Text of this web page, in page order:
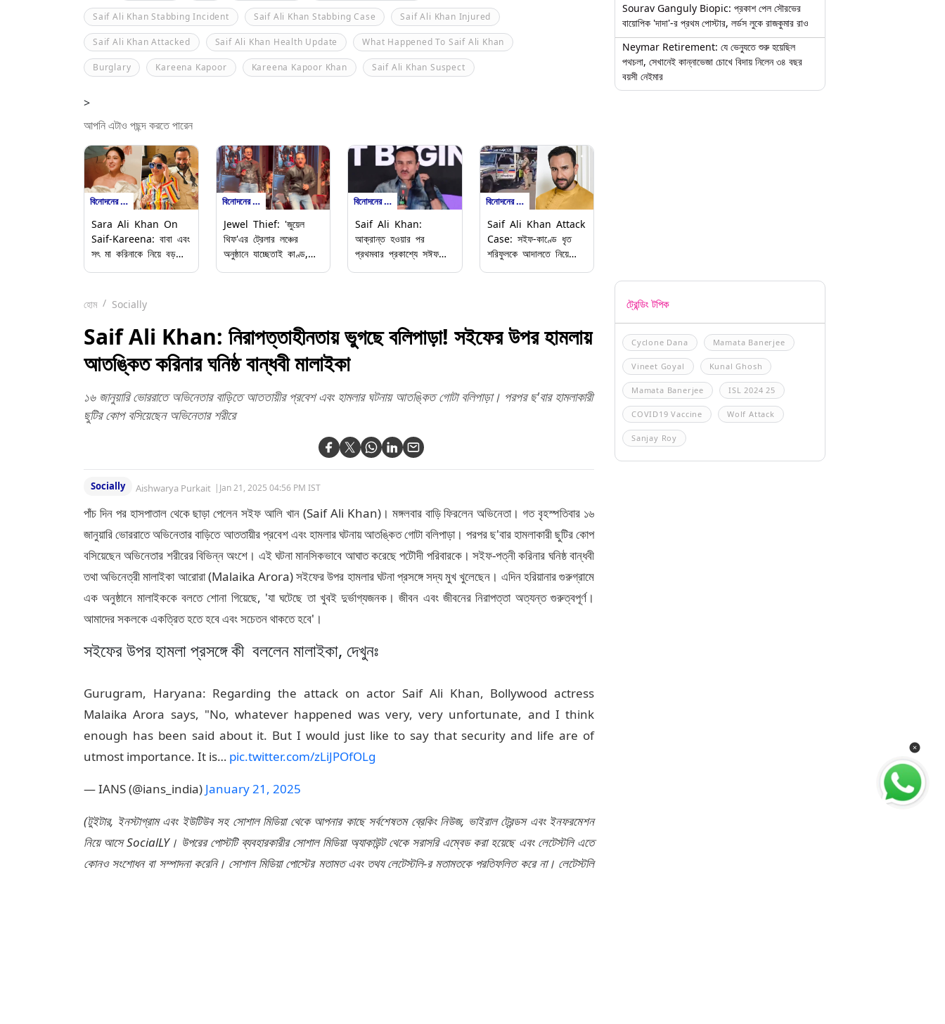
Saif Ali Khan Stabbing Incident Saif Ali Khan Stabbing Case Saif Ali Khan Injured
Saif Ali Khan Attacked Saif Ali Khan Health Update What Happened To Saif Ali Khan
Burglary Kareena Kapoor Kareena Kapoor Khan Saif Ali Khan Suspect
>
আপনি এটাও পছন্দ করতে পারেন
বিনোদনের খবর
Sara Ali Khan On
Saif-Kareena: বাবা এবং
সৎ মা করিনাকে নিয়ে বড়
বিনোদনের খবর
Jewel Thief: 'জুয়েল
থিফ'এর ট্রেলার লঞ্চের
অনুষ্ঠানে যাচ্ছেতাই কাণ্ড,
বিনোদনের খবর
Saif Ali Khan:
আক্রান্ত হওয়ার পর
প্রথমবার প্রকাশ্যে সঈফ
বিনোদনের খবর
Saif Ali Khan Attack
Case: সইফ-কাণ্ডে ধৃত
শরিফুলকে আদালতে নিয়ে
হোম
Socially
Saif Ali Khan: নিরাপত্তাহীনতায় ভুগছে বলিপাড়া! সইফের উপর হামলায়
আতঙ্কিত করিনার ঘনিষ্ঠ বান্ধবী মালাইকা
১৬ জানুয়ারি ভোররাতে অভিনেতার বাড়িতে আততায়ীর প্রবেশ এবং হামলার ঘটনায় আতঙ্কিত গোটা বলিপাড়া। পরপর ছ'বার হামলাকারী
ছুটির কোপ বসিয়েছেন অভিনেতার শরীরে
Socially Aishwarya Purkait | Jan 21, 2025 04:56 PM IST
পাঁচ দিন পর হাসপাতাল থেকে ছাড়া পেলেন সইফ আলি খান (Saif Ali Khan)। মঙ্গলবার বাড়ি ফিরলেন অভিনেতা। গত বৃহস্পতিবার ১৬
জানুয়ারি ভোররাতে অভিনেতার বাড়িতে আততায়ীর প্রবেশ এবং হামলার ঘটনায় আতঙ্কিত গোটা বলিপাড়া। পরপর ছ'বার হামলাকারী ছুটির কোপ
বসিয়েছেন অভিনেতার শরীরের বিভিন্ন অংশে। এই ঘটনা মানসিকভাবে আঘাত করেছে পটৌদী পরিবারকে। সইফ-পত্নী করিনার ঘনিষ্ঠ বান্ধবী
তথা অভিনেত্রী মালাইকা আরোরা (Malaika Arora) সইফের উপর হামলার ঘটনা প্রসঙ্গে সদ্য মুখ খুলেছেন। এদিন হরিয়ানার গুরুগ্রামে
এক অনুষ্ঠানে মালাইককে বলতে শোনা গিয়েছে, 'যা ঘটেছে তা খুবই দুর্ভাগ্যজনক। জীবন এবং জীবনের নিরাপত্তা অত্যন্ত গুরুত্বপূর্ণ।
আমাদের সকলকে একত্রিত হতে হবে এবং সচেতন থাকতে হবে'।
সইফের উপর হামলা প্রসঙ্গে কী বললেন মালাইকা, দেখুনঃ
Malaika Arora says, "No, whatever happened was very, very unfortunate, and I think
enough has been said about it. But I would just like to say that security and life are of
utmost importance. It is…pic.twitter.com/zLiJPOfOLg
নিয়ে আসে SocialLY। উপরের পোস্টটি ব্যবহারকারীর সোশাল মিডিয়া অ্যাকাউন্ট থেকে সরাসরি এম্বেড করা হয়েছে এবং লেটেস্টলি এতে
কোনও সংশোধন বা সম্পাদনা করেনি। সোশাল মিডিয়া পোস্টের মতামত এবং তথ্য লেটেস্টলি-র মতামতকে প্রতিফলিত করে না। লেটেস্টলি
এর জন্য কোনও দায়বদ্ধতা বা দায় গ্রহণ করে না।)
Sourav Ganguly Biopic: প্রকাশ পেল সৌরভের
বায়োপিক 'দাদা'-র প্রথম পোস্টার, লর্ডস লুকে রাজকুমার রাও
Neymar Retirement: যে ভেন্যুতে শুরু হয়েছিল
পথচলা, সেখানেই কান্নাভেজা চোখে বিদায় নিলেন ৩৪ বছর
বয়সী নেইমার
ট্রেন্ডিং টপিক
Cyclone Dana Mamata Banerjee
Vineet Goyal Kunal Ghosh
Mamata Banerjee ISL 2024 25
COVID19 Vaccine Wolf Attack
Sanjay Roy